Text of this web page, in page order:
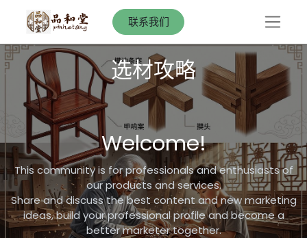
联系我们
选材攻略
Welcome!
This community is for professionals and enthusiasts of
our products and services.
Share and discuss the best content and new marketing
ideas, build your professional profile and become a
better marketer together.